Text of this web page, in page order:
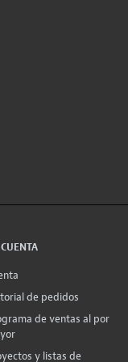
de pedidos
de ventas al por
y listas de